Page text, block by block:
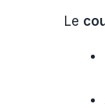
Le